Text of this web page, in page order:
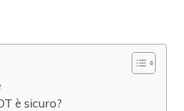
è sicuro?